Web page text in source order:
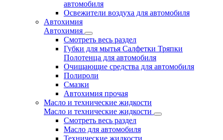
автомобиля
Освежители воздуха для автомобиля
Автохимия
Автохимия
Смотреть весь раздел
Губки для мытья Салфетки Тряпки
Полотенца для автомобиля
Очищающие средства для автомобиля
Полироли
Смазки
Автохимия прочая
Масло и технические жидкости
Масло и технические жидкости
Смотреть весь раздел
Масло для автомобиля
Технические жидкости